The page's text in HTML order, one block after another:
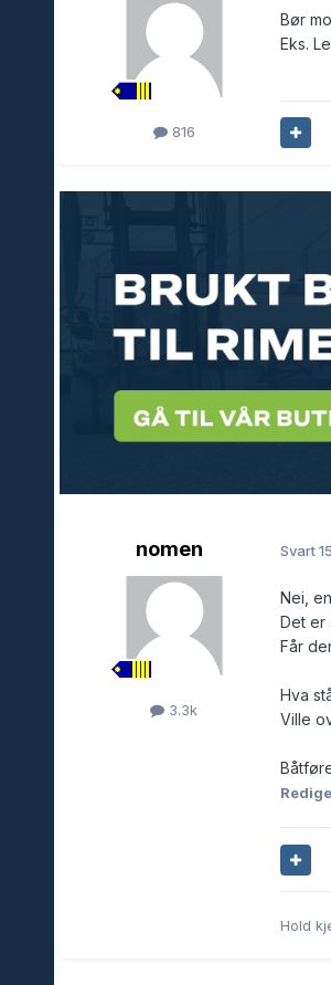
816
Bør
Eks.
nomen
3.3k
Svart
Nei,
Det er
Får
Hva
Ville
Hold